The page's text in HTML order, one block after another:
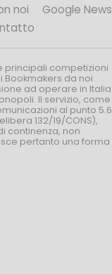
noi
Google News
principali competizioni
da noi
ad operare in Italia
Il servizio, come
al punto 5.6
132/19/CONS),
continenza, non
pertanto una forma